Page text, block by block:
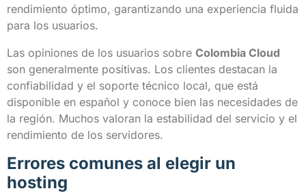
rendimiento óptimo, garantizando una experiencia fluida
para los usuarios.
Las opiniones de los usuarios sobre Colombia Cloud
son generalmente positivas. Los clientes destacan la
confiabilidad y el soporte técnico local, que está
disponible en español y conoce bien las necesidades de
la región. Muchos valoran la estabilidad del servicio y el
rendimiento de los servidores.
Errores comunes al elegir un
hosting